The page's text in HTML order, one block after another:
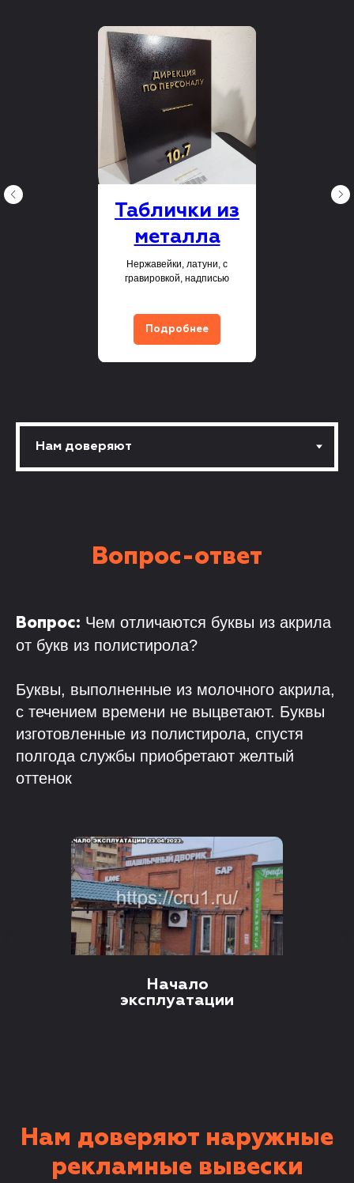
Таблички из
металла
Нержавейки, латуни, с
гравировкой, надписью
Подробнее
Вопрос-ответ
Вопрос: Чем отличаются буквы из акрила
от букв из полистирола?
Буквы, выполненные из молочного акрила,
с течением времени не выцветают. Буквы
изготовленные из полистирола, спустя
полгода службы приобретают желтый
оттенок
Начало
эксплуатации
Нам доверяют наружные
рекламные вывески